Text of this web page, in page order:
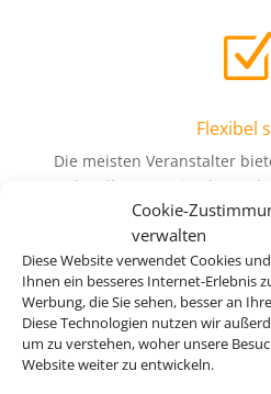
Cookie-
verwalten
Diese Website verwendet Cookies
Ihnen ein besseres Internet-Erlebnis
Werbung, die Sie sehen, besser an
Diese Technologien nutzen wir
um zu verstehen, woher unsere
Website weiter zu entwickeln.
Z
Flexibel
Die meisten Veranstalter
aktuellen Situation